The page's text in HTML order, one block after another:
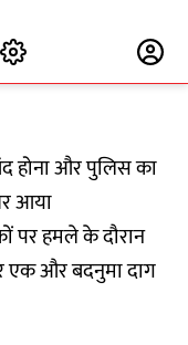
होना और पुलिस का
आया
पर हमले के दौरान
एक और बदनुमा दाग